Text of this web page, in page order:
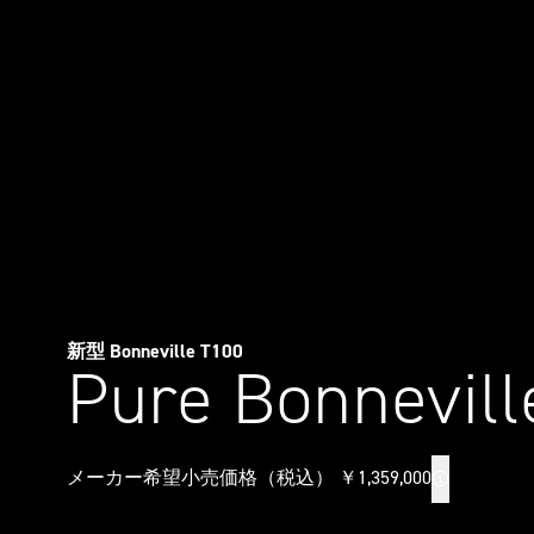
新型 Bonneville T100
Pure
メーカー希望小売価格（税込） ￥1,359,000